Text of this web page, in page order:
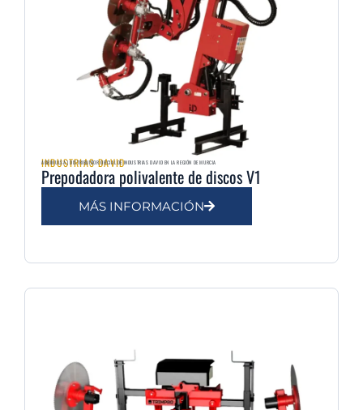
INDUSTRIAS DAVID
AGRIMULSA | DISTRIBUIDOR OFICIAL DE INDUSTRIAS DAVID EN LA REGIÓN DE MURCIA
Prepodadora polivalente de discos V1
MÁS INFORMACIÓN